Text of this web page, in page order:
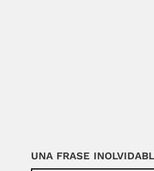
UNA FRASE